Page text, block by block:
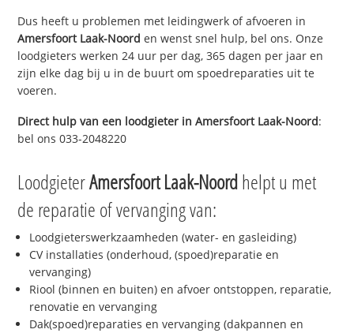
Dus heeft u problemen met leidingwerk of afvoeren in
Amersfoort Laak-Noord en wenst snel hulp, bel ons. Onze
loodgieters werken 24 uur per dag, 365 dagen per jaar en
zijn elke dag bij u in de buurt om spoedreparaties uit te
voeren.
Direct hulp van een loodgieter inAmersfoort Laak-Noord:
bel ons 033-2048220
LoodgieterAmersfoort Laak-Noordhelpt u met
de reparatie of vervanging van:
Loodgieterswerkzaamheden (water- en gasleiding)
CV installaties (onderhoud, (spoed)reparatie en
vervanging)
Riool (binnen en buiten) en afvoer ontstoppen, reparatie,
renovatie en vervanging
Dak(spoed)reparaties en vervanging (dakpannen en